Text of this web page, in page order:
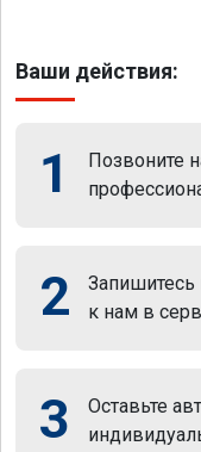
Ваши действия:
1 Позвоните
2
Запишитесь
к нам в
3
Оставьте